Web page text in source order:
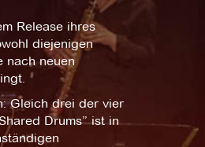
Release ihres
diejenigen
nach neuen
Gleich drei der vier
Drums” ist in